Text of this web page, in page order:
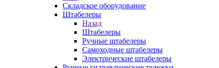
Складское оборудование
Штабелеры
Назад
Штабелеры
Ручные штабелеры
Самоходные штабелеры
Электрические штабелеры